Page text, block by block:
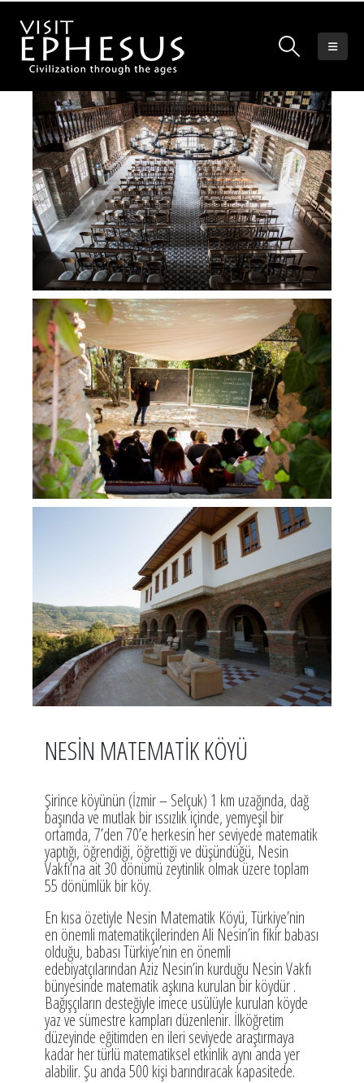
NESİN MATEMATİK KÖYÜ
Şirince köyünün (İzmir – Selçuk) 1 km uzağında, dağ
başında ve mutlak bir ıssızlık içinde, yemyeşil bir
ortamda, 7’den 70’e herkesin her seviyede matematik
yaptığı, öğrendiği, öğrettiği ve düşündüğü, Nesin
Vakfı’na ait 30 dönümü zeytinlik olmak üzere toplam
55 dönümlük bir köy.
En kısa özetiyle Nesin Matematik Köyü, Türkiye’nin
en önemli matematikçilerinden Ali Nesin’in fikir babası
olduğu, babası Türkiye’nin en önemli
edebiyatçılarından Aziz Nesin’in kurduğu Nesin Vakfı
bünyesinde matematik aşkına kurulan bir köydür .
Bağışçıların desteğiyle imece usülüyle kurulan köyde
yaz ve sümestre kampları düzenlenir. İlköğretim
düzeyinde eğitimden en ileri seviyede araştırmaya
kadar her türlü matematiksel etkinlik aynı anda yer
alabilir. Şu anda 500 kişi barındıracak kapasitede.